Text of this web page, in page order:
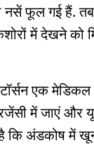
फूल गई हैं. तब
में देखने को
एक
में जाएं और
कि अंडकोष में खून